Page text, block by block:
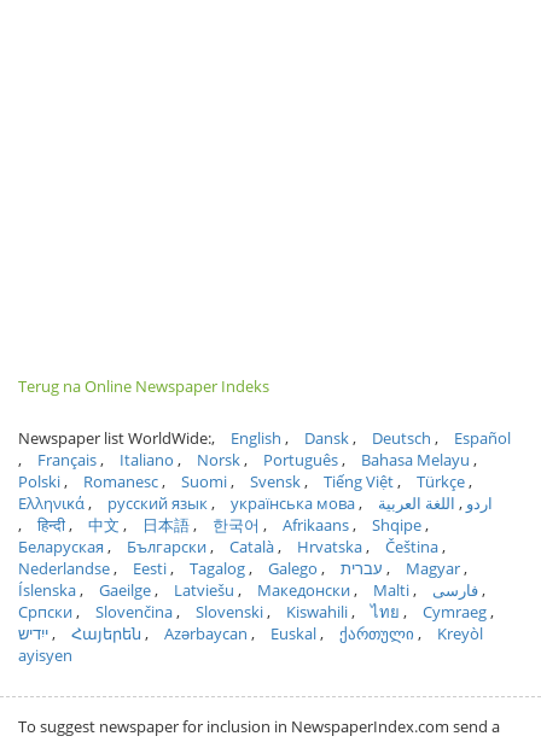
Terug na Online Newspaper Indeks
Newspaper list WorldWide: English Dansk Deutsch
Español
Français
Italiano Norsk Português
Bahasa Melayu
Polski
Romanesc Suomi Svensk Tiếng Việt
Türkçe
Ελληνικά
русский язык українська мова اردو
اللغة العربية
हिन्दी
中文 日本語 한국어 Afrikaans
Shqipe
Беларуская
Български Català Hrvatska
Čeština
Nederlandse
Eesti Tagalog Galego עברית
Magyar
Íslenska
Gaeilge Latviešu Македонски Malti
فارسی
Српски
Slovenčina Slovenski Kiswahili ไทย
Cymraeg
ייִדיש
Հայերեն Azərbaycan Euskal ქართული
Kreyòl
ayisyen
To suggest newspaper for inclusion in NewspaperIndex.com send a